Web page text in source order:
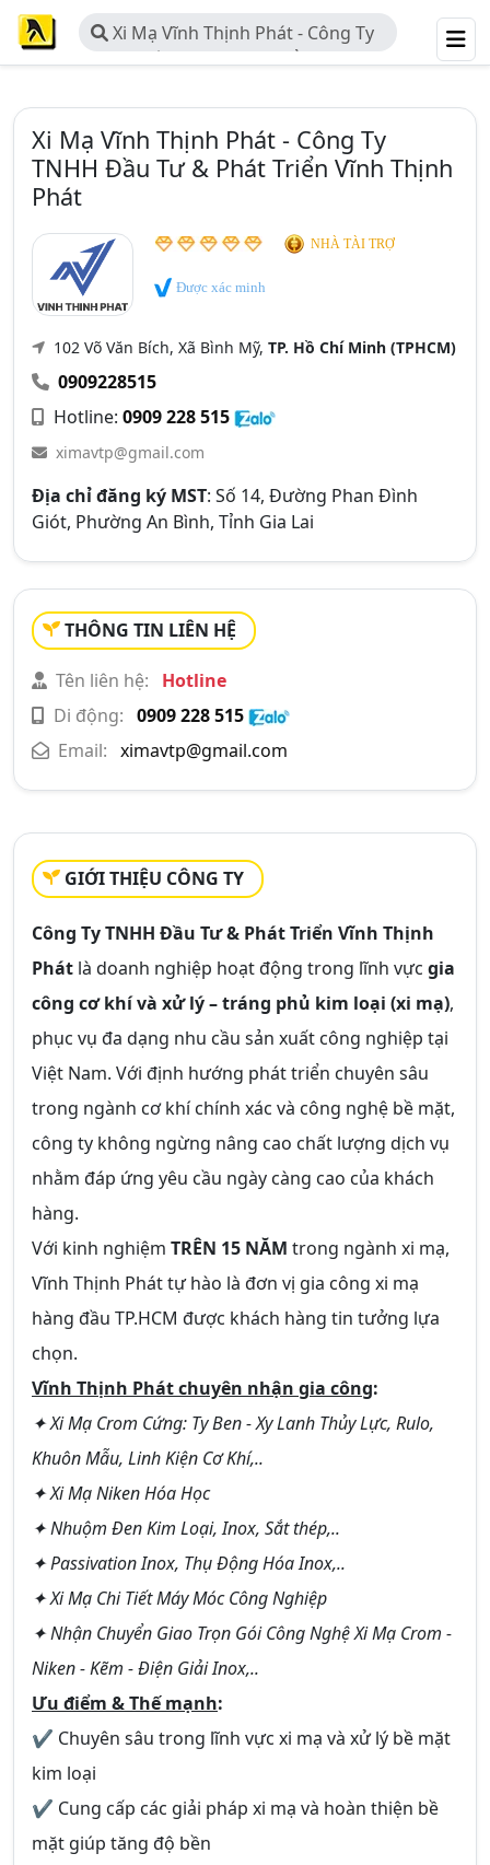
Xi Mạ Vĩnh Thịnh Phát - Công Ty
TNHH Đầu Tư & Phát Triển Vĩnh
Xi Mạ Vĩnh Thịnh Phát - Công Ty
TNHH Đầu Tư & Phát Triển Vĩnh Thịnh
Phát
NHÀ TÀI TRỢ
Được xác minh
102 Võ Văn Bích, Xã Bình Mỹ, TP. Hồ Chí Minh (TPHCM)
0909228515
Hotline: 0909 228 515
ximavtp@gmail.com
Địa chỉ đăng ký MST: Số 14, Đường Phan Đình
Giót, Phường An Bình, Tỉnh Gia Lai
THÔNG TIN LIÊN HỆ
Tên liên hệ:
Hotline
Di động: 0909 228 515
Email: ximavtp@gmail.com
GIỚI THIỆU CÔNG TY
Công Ty TNHH Đầu Tư & Phát Triển Vĩnh Thịnh
Phát là doanh nghiệp hoạt động trong lĩnh vực gia
công cơ khí và xử lý – tráng phủ kim loại (xi mạ),
phục vụ đa dạng nhu cầu sản xuất công nghiệp tại
Việt Nam. Với định hướng phát triển chuyên sâu
trong ngành cơ khí chính xác và công nghệ bề mặt,
công ty không ngừng nâng cao chất lượng dịch vụ
nhằm đáp ứng yêu cầu ngày càng cao của khách
hàng.
Với kinh nghiệm TRÊN 15 NĂM trong ngành xi mạ,
Vĩnh Thịnh Phát tự hào là đơn vị gia công xi mạ
hàng đầu TP.HCM được khách hàng tin tưởng lựa
chọn.
Vĩnh Thịnh Phát chuyên nhận gia công:
✦ Xi Mạ Crom Cứng: Ty Ben - Xy Lanh Thủy Lực, Rulo,
Khuôn Mẫu, Linh Kiện Cơ Khí,..
✦ Xi Mạ Niken Hóa Học
✦ Nhuộm Đen Kim Loại, Inox, Sắt thép,..
✦ Passivation Inox, Thụ Động Hóa Inox,..
✦ Xi Mạ Chi Tiết Máy Móc Công Nghiệp
✦ Nhận Chuyển Giao Trọn Gói Công Nghệ Xi Mạ Crom -
Niken - Kẽm - Điện Giải Inox,..
Ưu điểm & Thế mạnh:
✔ Chuyên sâu trong lĩnh vực xi mạ và xử lý bề mặt
kim loại
✔ Cung cấp các giải pháp xi mạ và hoàn thiện bề
mặt giúp tăng độ bền